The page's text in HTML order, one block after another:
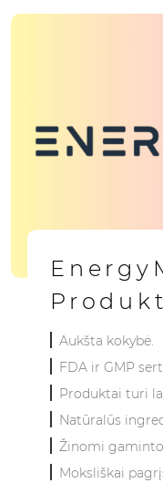
Aukšta kokybė.
FDA ir GMP
Produktai turi
Natūralūs
Žinomi
Moksliškai